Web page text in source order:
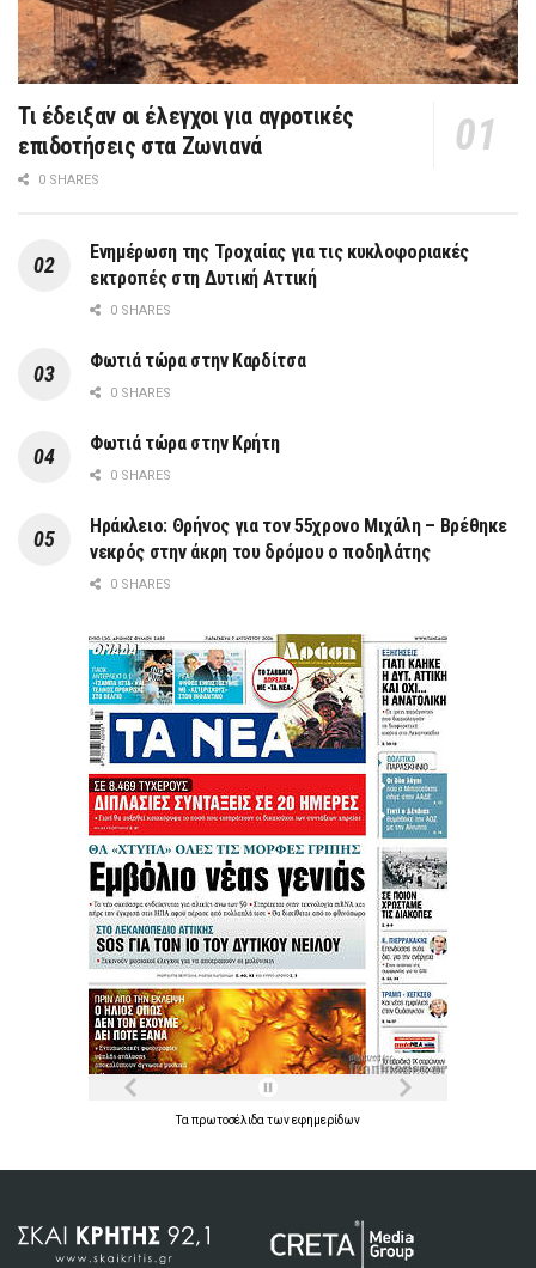
Τι έδειξαν οι έλεγχοι για αγροτικές
επιδοτήσεις στα Ζωνιανά
0 SHARES
Ενημέρωση της Τροχαίας για τις κυκλοφοριακές
εκτροπές στη Δυτική Αττική
0 SHARES
Φωτιά τώρα στην Καρδίτσα
0 SHARES
Φωτιά τώρα στην Κρήτη
0 SHARES
Ηράκλειο: Θρήνος για τον 55χρονο Μιχάλη – Βρέθηκε
νεκρός στην άκρη του δρόμου ο ποδηλάτης
0 SHARES
Ταπρωτοσέλιδατωνεφημερίδων